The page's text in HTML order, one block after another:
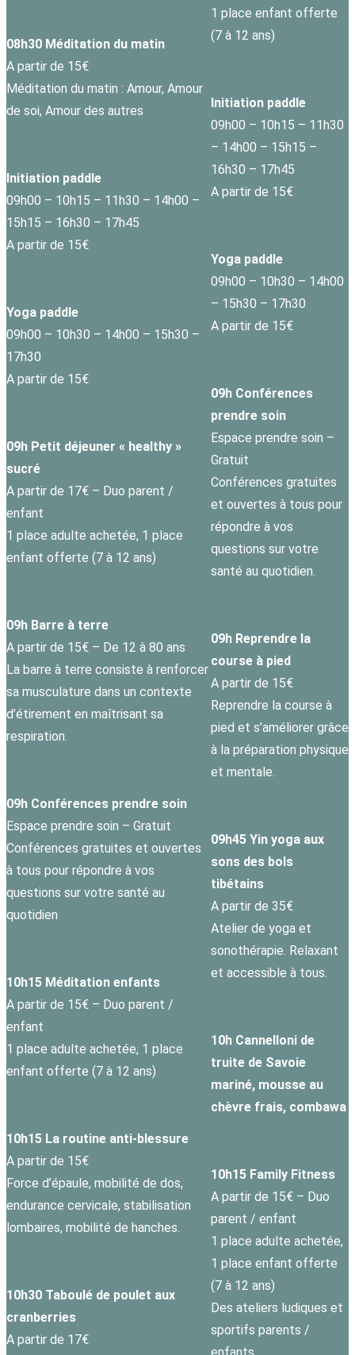
08h30 Méditation du matin
A partir de 15€
Méditation du matin : Amour, Amour
de soi, Amour des autres
Initiation paddle
09h00 – 10h15 – 11h30 – 14h00 –
15h15 – 16h30 – 17h45
A partir de 15€
Yoga paddle
09h00 – 10h30 – 14h00 – 15h30 –
17h30
A partir de 15€
09h Petit déjeuner « healthy »
sucré
A partir de 17€ – Duo parent /
enfant
1 place adulte achetée, 1 place
enfant offerte (7 à 12 ans)
09h Barre à terre
A partir de 15€ – De 12 à 80 ans
La barre à terre consiste à renforcer
sa musculature dans un contexte
d’étirement en maîtrisant sa
respiration.
09h Conférences prendre soin
Espace prendre soin – Gratuit
Conférences gratuites et ouvertes
à tous pour répondre à vos
questions sur votre santé au
quotidien
10h15 Méditation enfants
A partir de 15€ – Duo parent /
enfant
1 place adulte achetée, 1 place
enfant offerte (7 à 12 ans)
10h15 La routine anti-blessure
A partir de 15€
Force d’épaule, mobilité de dos,
endurance cervicale, stabilisation
lombaires, mobilité de hanches.
10h30 Taboulé de poulet aux
cranberries
A partir de 17€
1 place enfant offerte
(7 à 12 ans)
Initiation paddle
09h00 – 10h15 – 11h30
– 14h00 – 15h15 –
16h30 – 17h45
A partir de 15€
Yoga paddle
09h00 – 10h30 – 14h00
– 15h30 – 17h30
A partir de 15€
09h Conférences
prendre soin
Espace prendre soin –
Gratuit
Conférences gratuites
et ouvertes à tous pour
répondre à vos
questions sur votre
santé au quotidien.
09h Reprendre la
course à pied
A partir de 15€
Reprendre la course à
pied et s’améliorer grâce
à la préparation physique
et mentale.
09h45 Yin yoga aux
sons des bols
tibétains
A partir de 35€
Atelier de yoga et
sonothérapie. Relaxant
et accessible à tous.
10h Cannelloni de
truite de Savoie
mariné, mousse au
chèvre frais, combawa
10h15 Family Fitness
A partir de 15€ – Duo
parent / enfant
1 place adulte achetée,
1 place enfant offerte
(7 à 12 ans)
Des ateliers ludiques et
sportifs parents /